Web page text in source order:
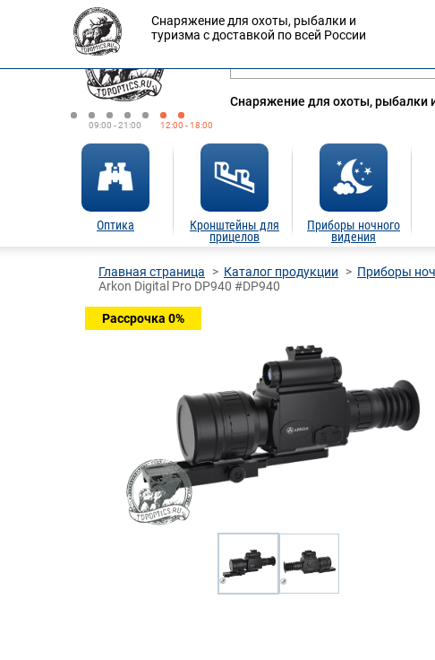
09:00 - 21:00 12:00 - 18:00
Оплата Доставка
Снаряжение для охоты, рыбалки
Оптика
Кронштейны для
прицелов
Приборы ночного
видения
Снаряжение для охоты, рыбалки и
туризма с доставкой по всей России
Главная страница Каталог продукции Приборы
Arkon Digital Pro DP940 #DP940
Рассрочка 0%